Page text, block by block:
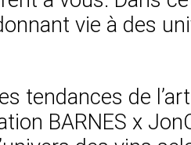
vie à des
tendances de
BARNES x